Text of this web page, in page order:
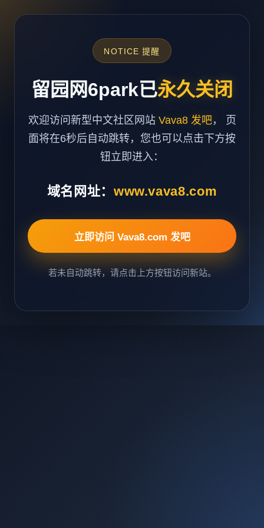
NOTICE 提醒
留园网6park已永久关闭
欢迎访问新型中文社区网站 Vava8 发吧， 页
面将在6秒后自动跳转，您也可以点击下方按
钮立即进入：
域名网址： www.vava8.com
立即访问 Vava8.com 发吧
若未自动跳转，请点击上方按钮访问新站。